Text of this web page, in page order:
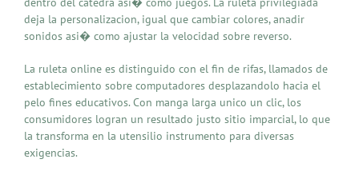
deja la personalizacion, igual que cambiar colores, anadir
sonidos asi� como ajustar la velocidad sobre reverso.
La ruleta online es distinguido con el fin de rifas, llamados de
establecimiento sobre computadores desplazandolo hacia el
pelo fines educativos. Con manga larga unico un clic, los
consumidores logran un resultado justo sitio imparcial, lo que
la transforma en la utensilio instrumento para diversas
exigencias.